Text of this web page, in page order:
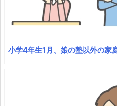
小学4年生1月、娘の塾以外の家